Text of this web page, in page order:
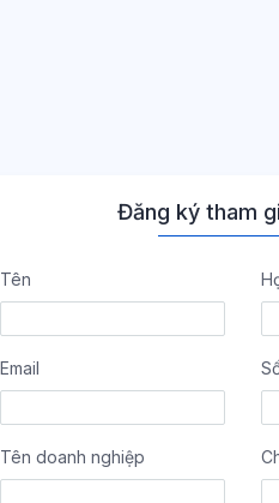
Đăng ký tham
Tên
Email
Tên doanh nghiệp